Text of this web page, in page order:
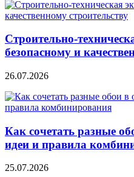
безопасному и
26.07.2026
Как сочетать разные
идеи и правила
25.07.2026